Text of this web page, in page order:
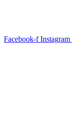
Facebook-f Instagram